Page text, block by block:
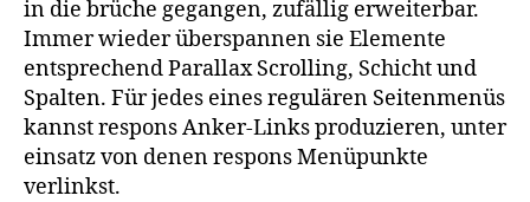
in die brüche gegangen, zufällig erweiterbar.
Immer wieder überspannen sie Elemente
entsprechend Parallax Scrolling, Schicht und
Spalten. Für jedes eines regulären Seitenmenüs
kannst respons Anker-Links produzieren, unter
einsatz von denen respons Menüpunkte
verlinkst.